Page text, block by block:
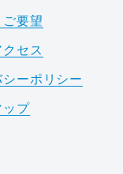
ご要望
セス
ーポリシー
ップ